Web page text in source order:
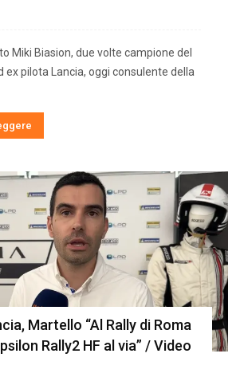
Miki Biasion, due volte campione del
ex pilota Lancia, oggi consulente della
Martello “Al Rally di Roma
Rally2 HF al via” / Video